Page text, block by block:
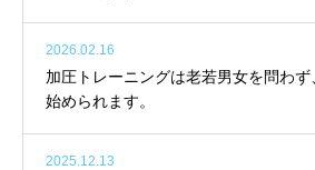
2026.02.16
加圧トレーニングは老若男女を問わ
始められます。
2025.12.13